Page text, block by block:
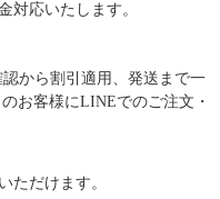
対応いたします。
から割引適用、発送まで一
お客様にLINEでのご注文・
ただけます。